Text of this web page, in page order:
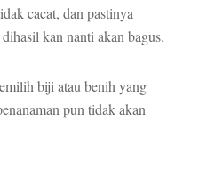
cacat, dan pastinya
kan nanti akan bagus.
biji atau benih yang
pun tidak akan